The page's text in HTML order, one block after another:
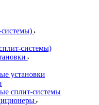
системы)
установки
сплит-системы